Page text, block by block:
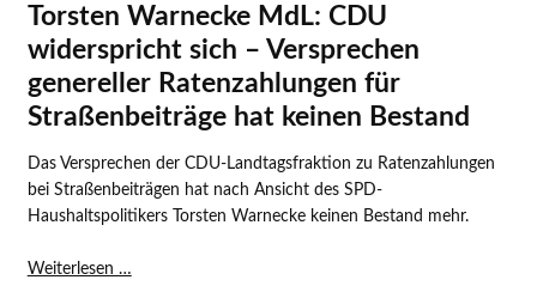
bedarf
klaren
Rechts
Torsten Warnecke MdL: CDU
widerspricht sich – Versprechen
genereller Ratenzahlungen für
Straßenbeiträge hat keinen Bestand
Das Versprechen der CDU-Landtagsfraktion zu Ratenzahlungen
bei Straßenbeiträgen hat nach Ansicht des SPD-
Haushaltspolitikers Torsten Warnecke keinen Bestand mehr.
Weiterlesen …Torsten